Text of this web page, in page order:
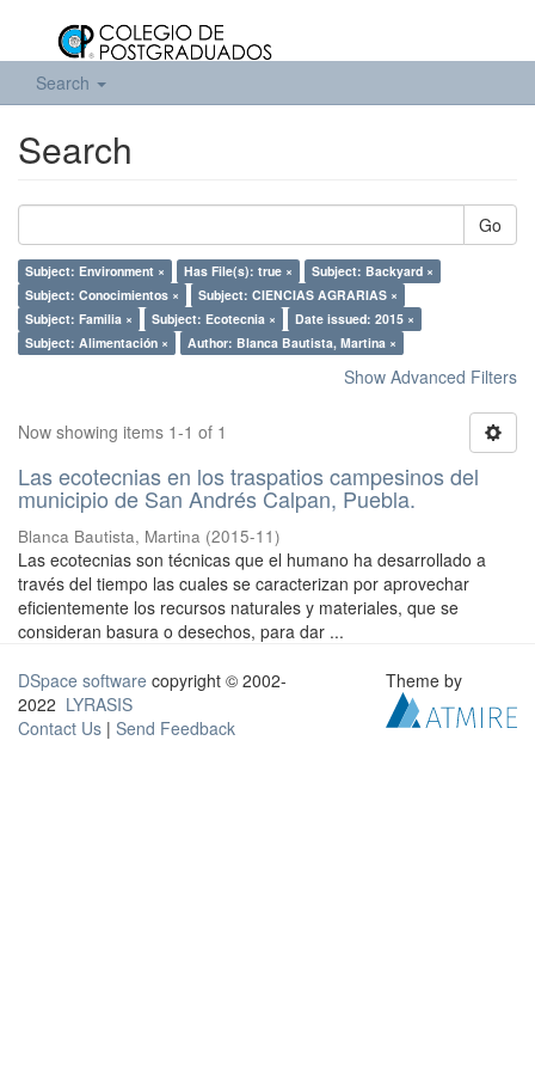
Search
Search
Go
Subject: Environment × Has File(s): true ×
Subject: Backyard ×
Subject: Conocimientos ×
Subject: CIENCIAS AGRARIAS ×
Subject: Familia ×
Subject: Ecotecnia ×
Date issued: 2015 ×
Subject: Alimentación ×
Author: Blanca Bautista, Martina ×
Show Advanced Filters
Now showing items 1-1 of 1
Las ecotecnias en los traspatios campesinos del
municipio de San Andrés Calpan, Puebla.
Blanca Bautista, Martina (2015-11)
Las ecotecnias son técnicas que el humano ha desarrollado a
través del tiempo las cuales se caracterizan por aprovechar
eficientemente los recursos naturales y materiales, que se
consideran basura o desechos, para dar ...
DSpace software copyright © 2002-
2022 LYRASIS
Contact Us | Send Feedback
Theme by